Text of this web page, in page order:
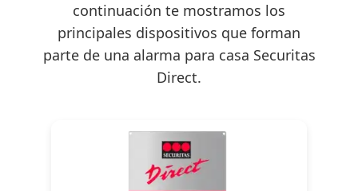
continuación te mostramos los
principales dispositivos que forman
parte de una alarma para casa Securitas
Direct.